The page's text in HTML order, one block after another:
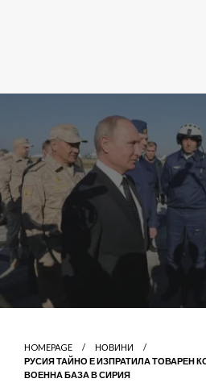
HOMEPAGE
НОВИНИ
РУСИЯ ТАЙНО Е ИЗПРАТИЛА ТОВАРЕН
ВОЕННА БАЗА В СИРИЯ